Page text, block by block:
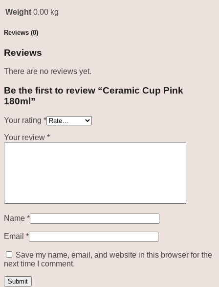
Weight 0.00 kg
Reviews (0)
Reviews
There are no reviews yet.
Be the first to review “Ceramic Cup Pink
180ml”
Your rating *
Your review *
Name *
Email *
Save my name, email, and website in this browser for the
next time I comment.